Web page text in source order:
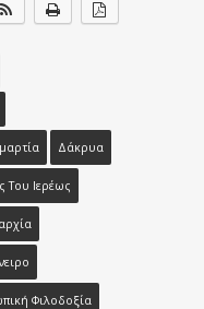
Δάκρυα
Του Ιερέως
Φιλοδοξία